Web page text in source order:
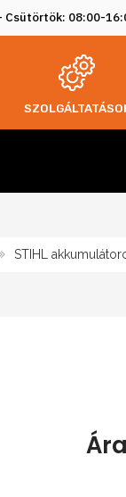
Csütörtök: 08:00-
STIHL